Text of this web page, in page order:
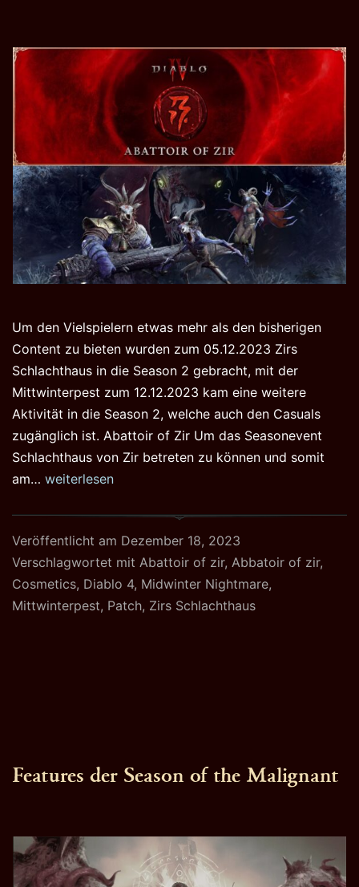
Um den Vielspielern etwas mehr als den bisherigen
Content zu bieten wurden zum 05.12.2023 Zirs
Schlachthaus in die Season 2 gebracht, mit der
Mittwinterpest zum 12.12.2023 kam eine weitere
Aktivität in die Season 2, welche auch den Casuals
zugänglich ist. Abattoir of Zir Um das Seasonevent
Schlachthaus von Zir betreten zu können und somit
am… Zirs
und
Mittwinterpest
weiterlesen
Veröffentlicht am Dezember 18, 2023
Verschlagwortet mit Abattoir of zir, Abbatoir of zir,
Cosmetics, Diablo 4, Midwinter Nightmare,
Mittwinterpest, Patch, Zirs Schlachthaus
Features der Season of the Malignant